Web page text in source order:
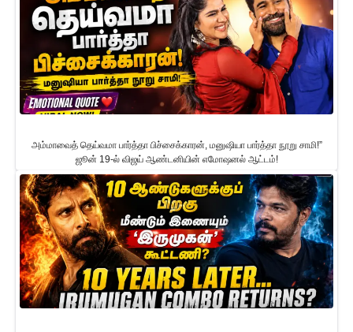
அம்மாவைத் தெய்வமா பார்த்தா பிச்சைக்காரன், மனுஷியா பார்த்தா நூறு சாமி!”
ஜூன் 19-ல் விஜய் ஆண்டனியின் எமோஷனல் ஆட்டம்!